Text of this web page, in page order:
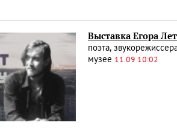
Выставка Егора
поэта,
музее 11.09 10:02